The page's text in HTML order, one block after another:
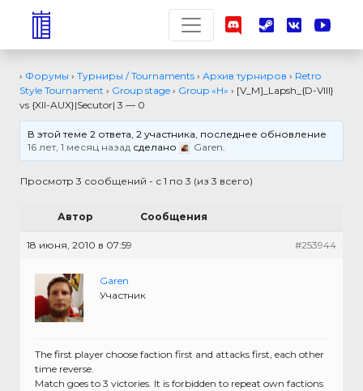
› Форумы › Турниры / Tournaments › Архив турниров › Retro
Style Tournament › Group stage › Group «H» › [V_M]_Lapsh_{D-VIII}
vs {XII-AUX}|Secutor| 3 — 0
В этой теме 2 ответа, 2 участника, последнее обновление
16 лет, 1 месяц назад сделано Garen.
Просмотр 3 сообщений - с 1 по 3 (из 3 всего)
Автор Сообщения
18 июня, 2010 в 07:59 #253944
Garen
Участник
The first player choose faction first and attacks first, each other
time reverse.
Match goes to 3 victories. It is forbidden to repeat own factions